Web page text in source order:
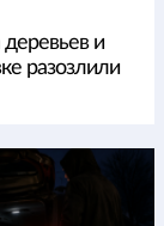
и
разозлили